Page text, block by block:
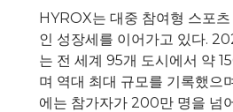
HYROX는 대중 참여형 스포
인 성장세를 이어가고 있다.
는 전 세계 95개 도시에서 약
며 역대 최대 규모를 기록했으
에는 참가자가 200만 명을 넘